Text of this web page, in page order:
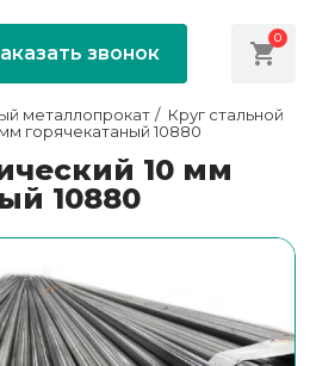
звонок
0
металлопрокат
Круг стальной
горячекатаный 10880
10 мм
10880